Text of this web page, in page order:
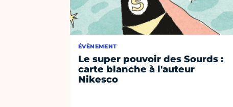
ÉVÈNEMENT
Le super pouvoir des Sourds :
carte blanche à l'auteur
Nikesco